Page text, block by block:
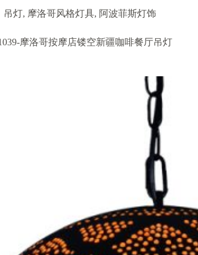
吊灯, 摩洛哥风格灯具, 阿波菲斯灯饰
摩洛哥按摩店镂空新疆咖啡餐厅吊灯